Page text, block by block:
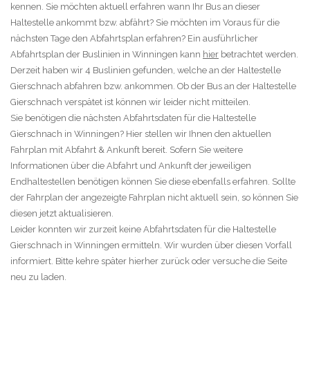
kennen. Sie möchten aktuell erfahren wann Ihr Bus an dieser
Haltestelle ankommt bzw. abfährt? Sie möchten im Voraus für die
nächsten Tage den Abfahrtsplan erfahren? Ein ausführlicher
Abfahrtsplan der Buslinien in Winningen kann hier betrachtet werden.
Derzeit haben wir 4 Buslinien gefunden, welche an der Haltestelle
Gierschnach abfahren bzw. ankommen. Ob der Bus an der Haltestelle
Gierschnach verspätet ist können wir leider nicht mitteilen.
Sie benötigen die nächsten Abfahrtsdaten für die Haltestelle
Gierschnach in Winningen? Hier stellen wir Ihnen den aktuellen
Fahrplan mit Abfahrt & Ankunft bereit. Sofern Sie weitere
Informationen über die Abfahrt und Ankunft der jeweiligen
Endhaltestellen benötigen können Sie diese ebenfalls erfahren. Sollte
der Fahrplan der angezeigte Fahrplan nicht aktuell sein, so können Sie
diesen jetzt aktualisieren.
Leider konnten wir zurzeit keine Abfahrtsdaten für die Haltestelle
Gierschnach in Winningen ermitteln. Wir wurden über diesen Vorfall
informiert. Bitte kehre später hierher zurück oder versuche die Seite
neu zu laden.